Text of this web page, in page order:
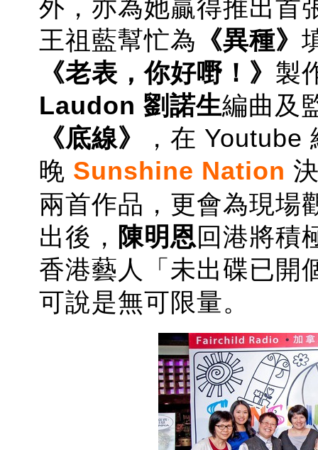
外，亦為她贏得推出首
王祖藍幫忙為 《異種》
《老表，你好嘢！》 製
Laudon 劉諾生編曲及
《底線》
，在
晚 Sunshine Nation
兩首作品，更會為現場
出後， 陳明恩回港將積
香港藝人「未出碟已開
可說是無可限量。